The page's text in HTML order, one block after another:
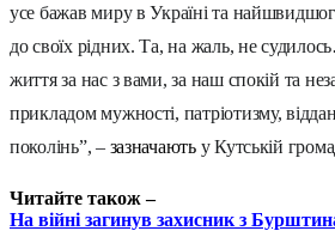
усе бажав миру в Україні та
до своїх рідних. Та, на жаль, не
життя за нас з вами, за наш спокій та
прикладом мужності, патріотизму,
поколінь”, – зазначаютьу Кутській
Читайте також –
На війні загинув захисник з